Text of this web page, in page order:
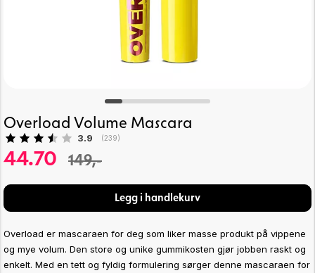
Overload Volume Mascara
Gjennomsnittskarakter:
3.9 (stemmer:
239)
44.70 149,-
Legg i handlekurv
Overload er mascaraen for deg som liker masse produkt på vippene
og mye volum. Den store og unike gummikosten gjør jobben raskt og
enkelt. Med en tett og fyldig formulering sørger denne mascaraen for